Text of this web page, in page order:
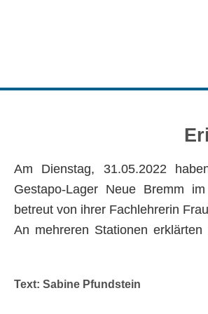
Am Dienstag, 31.05.2022
Gestapo-Lager Neue Bremm
betreut von ihrer Fachlehrerin
An mehreren Stationen
Text: Sabine Pfundstein